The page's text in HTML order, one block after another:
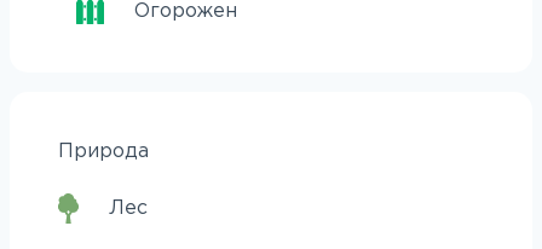
Огорожен
Природа
Лес